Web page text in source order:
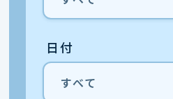
日付